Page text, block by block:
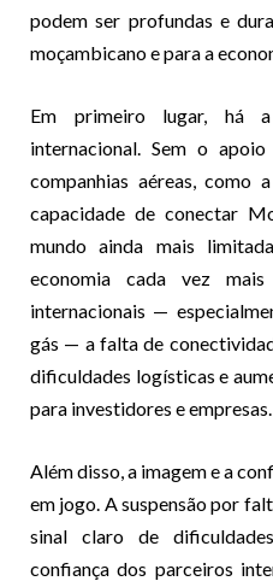
podem ser profundas e
moçambicano e para a
Em primeiro lugar, há
internacional. Sem o
companhias aéreas, como
capacidade de conectar
mundo ainda mais
economia cada vez
internacionais —
gás — a falta de
dificuldades logísticas e
para investidores e empresas.
Além disso, a imagem e a
em jogo. A suspensão por
sinal claro de
confiança dos parceiros